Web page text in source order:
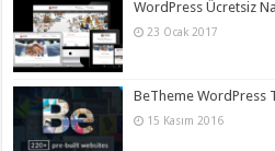
WordPress Ücretsiz
23 Ocak 2017
BeTheme WordPress
15 Kasım 2016